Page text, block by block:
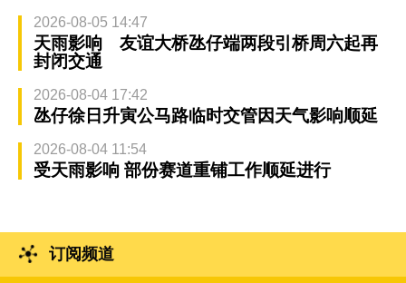
2026-08-05 14:47
天雨影响 友谊大桥氹仔端两段引桥周六起再
封闭交通
2026-08-04 17:42
氹仔徐日升寅公马路临时交管因天气影响顺延
2026-08-04 11:54
受天雨影响 部份赛道重铺工作顺延进行
订阅频道